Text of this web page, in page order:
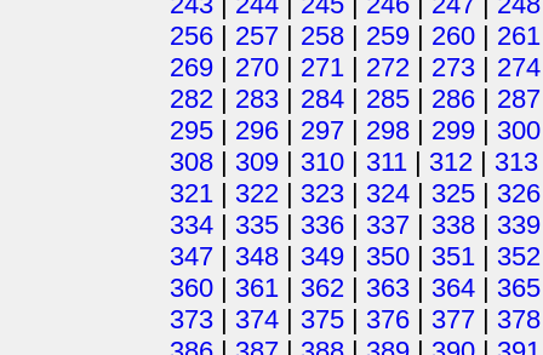
256 | 257 | 258 | 259 | 260 | 261
269 | 270 | 271 | 272 | 273 | 274
282 | 283 | 284 | 285 | 286 | 287
295 | 296 | 297 | 298 | 299 | 300
308 | 309 | 310 | 311 | 312 | 313
321 | 322 | 323 | 324 | 325 | 326
334 | 335 | 336 | 337 | 338 | 339
347 | 348 | 349 | 350 | 351 | 352
360 | 361 | 362 | 363 | 364 | 365
373 | 374 | 375 | 376 | 377 | 378